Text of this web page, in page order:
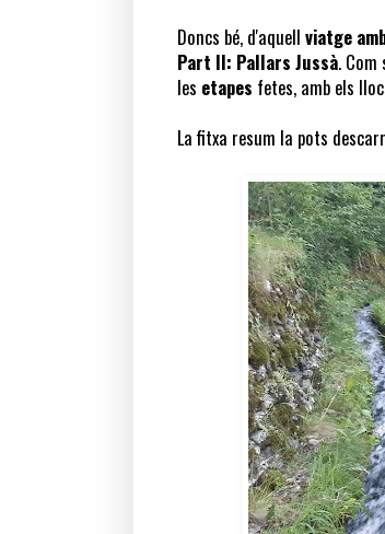
Doncs bé, d'aquell viatge
Part II: Pallars Jussà.
les etapes fetes, amb els
La fitxa resum la pots